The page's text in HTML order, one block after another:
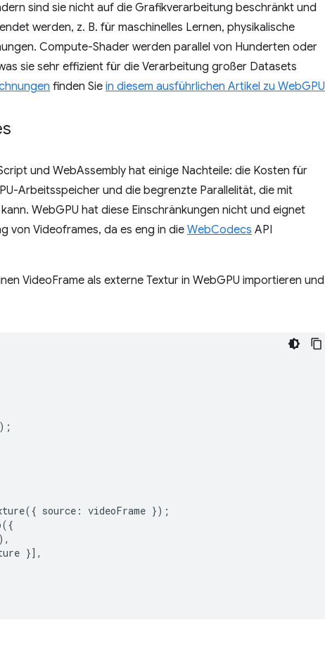
sind sie nicht auf die Grafikverarbeitung beschränkt und
werden, z. B. für maschinelles Lernen, physikalische
Compute-Shader werden parallel von Hunderten oder
sie sehr effizient für die Verarbeitung großer Datasets
finden Sie in diesem ausführlichen Artikel zu WebGPU
und WebAssembly hat einige Nachteile: die Kosten für
Arbeitsspeicher und die begrenzte Parallelität, die mit
WebGPU hat diese Einschränkungen nicht und eignet
von Videoframes, da es eng in dieWebCodecs API
VideoFrame als externe Textur in WebGPU importieren und
);
({ source : videoFrame });
({
),
}],